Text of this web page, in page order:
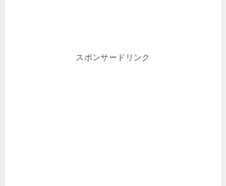
スポンサードリンク